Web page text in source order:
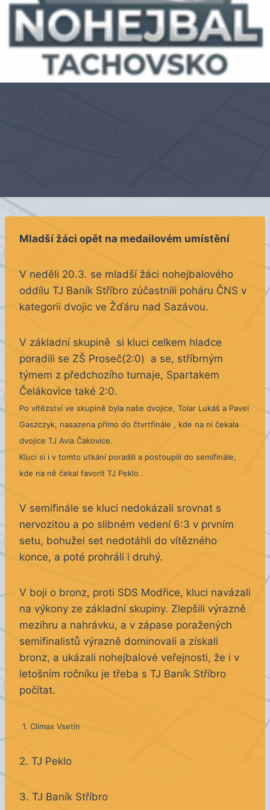
Mladší žáci opět na medailovém umístění
V neděli 20.3. se mladší žáci nohejbalového
oddílu TJ Baník Stříbro zúčastnili poháru ČNS v
kategorii dvojic ve Žďáru nad Sazávou.
V základní skupině si kluci celkem hladce
poradili se ZŠ Proseč(2:0) a se, stříbrným
týmem z předchozího turnaje, Spartakem
Čelákovice také 2:0.
Po vítězství ve skupině byla naše dvojice, Tolar Lukáš a Pavel
Gaszczyk, nasazena přímo do čtvrtfinále , kde na ni čekala
dvojice TJ Avia Čakovice.
Kluci si i v tomto utkání poradili a postoupili do semifinále,
kde na ně čekal favorit TJ Peklo .
V semifinále se kluci nedokázali srovnat s
nervozitou a po slibném vedení 6:3 v prvním
setu, bohužel set nedotáhli do vítězného
konce, a poté prohráli i druhý.
V boji o bronz, proti SDS Modřice, kluci navázali
na výkony ze základní skupiny. Zlepšili výrazně
mezihru a nahrávku, a v zápase poražených
semifinalistů výrazně dominovali a získali
bronz, a ukázali nohejbalové veřejnosti, že i v
letošním ročníku je třeba s TJ Baník Stříbro
počítat.
1. Climax Vsetín
2. TJ Peklo
3. TJ Baník Stříbro